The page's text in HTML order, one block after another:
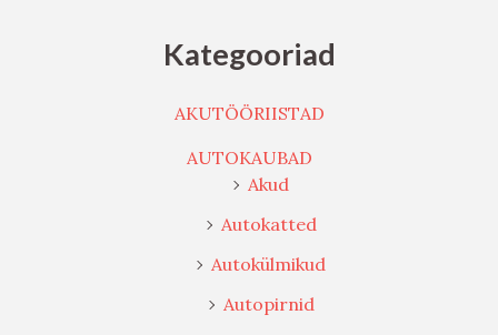
Kategooriad
AKUTÖÖRIISTAD
AUTOKAUBAD
Akud
Autokatted
Autokülmikud
Autopirnid